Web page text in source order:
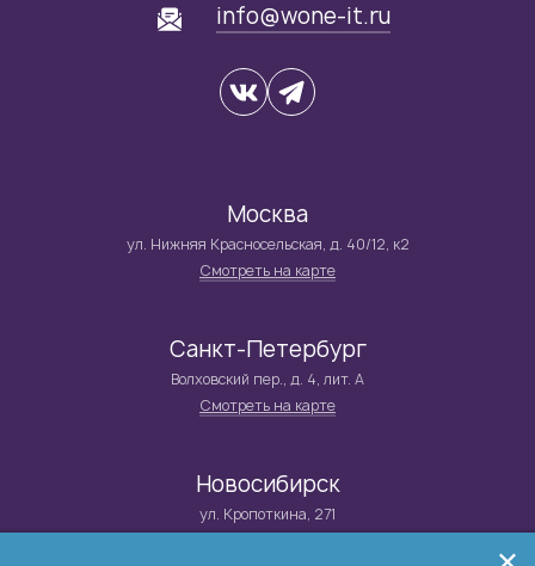
info@wone-it.ru
Москва
ул. Нижняя Красносельская, д. 40/12, к2
Смотреть на карте
Санкт-Петербург
Волховский пер., д. 4, лит. А
Смотреть на карте
Новосибирск
ул. Кропоткина, 271